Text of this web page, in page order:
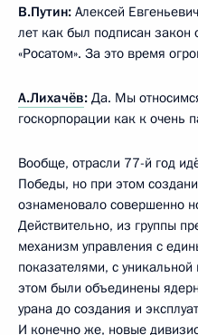
В.Путин: Алексей
лет как был подписан закон
«Росатом». За это время
А.Лихачёв: Да. Мы
госкорпорации как к очень
Вообще, отрасли 77-й год
Победы, но при этом
ознаменовало совершенно
Действительно, из группы
механизм управления с
показателями, с
этом были объединены
урана до создания и
И конечно же, новые